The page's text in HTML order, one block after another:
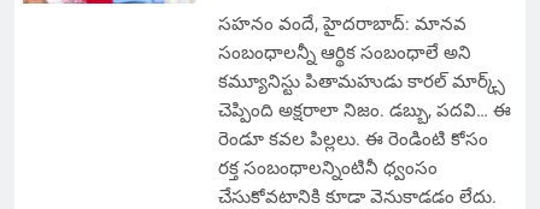
సహనం వందే, హైదరాబాద్: మానవ
సంబంధాలన్నీ ఆర్థిక సంబంధాలే అని
కమ్యూనిస్టు పితామహుడు కారల్ మార్క్స్
చెప్పింది అక్షరాలా నిజం. డబ్బు, పదవి… ఈ
రెండూ కవల పిల్లలు. ఈ రెండింటి కోసం
రక్త సంబంధాలన్నింటినీ ధ్వంసం
చేసుకోవటానికి కూడా వెనుకాడడం లేదు.